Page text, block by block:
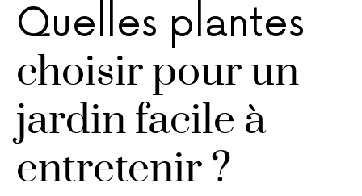
Quelles plantes
choisir pour un
jardin facile à
entretenir ?